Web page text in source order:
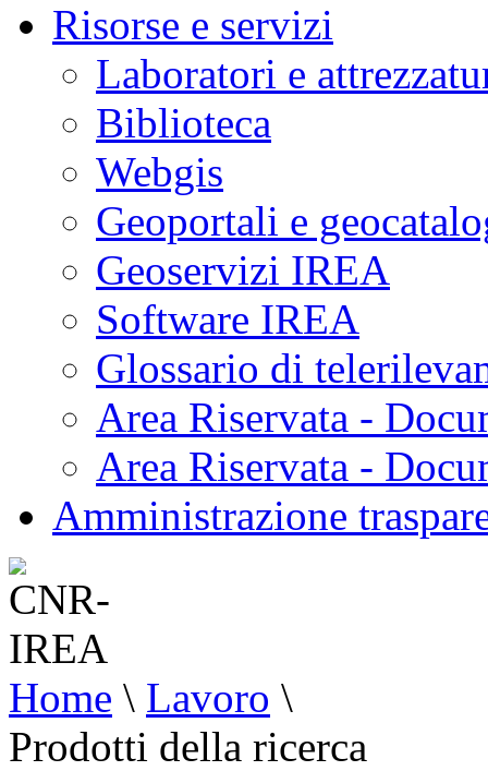
Risorse e servizi
Laboratori e
Biblioteca
Webgis
Geoportali e
Geoservizi IREA
Software IREA
Glossario di
Area Riservata -
Area Riservata -
Amministrazione
Home \ Lavoro \
Prodotti della ricerca